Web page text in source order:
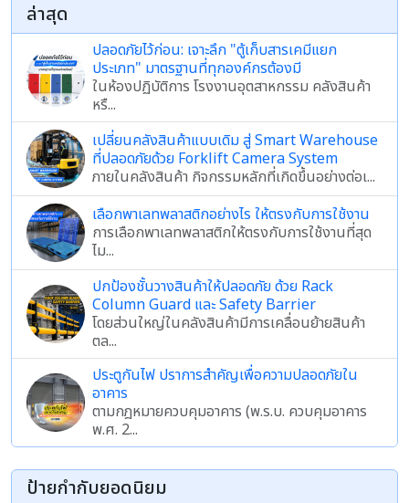
ล่าสุด
ปลอดภัยไว้ก่อน: เจาะลึก "ตู้เก็บสารเคมีแยก
ประเภท" มาตรฐานที่ทุกองค์กรต้องมี
ในห้องปฏิบัติการ โรงงานอุตสาหกรรม คลังสินค้า
หรื...
เปลี่ยนคลังสินค้าแบบเดิม สู่ Smart Warehouse
ที่ปลอดภัยด้วย Forklift Camera System
ภายในคลังสินค้า กิจกรรมหลักที่เกิดขึ้นอย่างต่อเ...
เลือกพาเลทพลาสติกอย่างไร ให้ตรงกับการใช้งาน
การเลือกพาเลทพลาสติกให้ตรงกับการใช้งานที่สุด
ไม...
ปกป้องชั้นวางสินค้าให้ปลอดภัย ด้วย Rack
Column Guard และ Safety Barrier
โดยส่วนใหญ่ในคลังสินค้ามีการเคลื่อนย้ายสินค้า
ตล...
ประตูกันไฟ ปราการสำคัญเพื่อความปลอดภัยใน
อาคาร
ตามกฎหมายควบคุมอาคาร (พ.ร.บ. ควบคุมอาคาร
พ.ศ. 2...
ป้ายกำกับยอดนิยม